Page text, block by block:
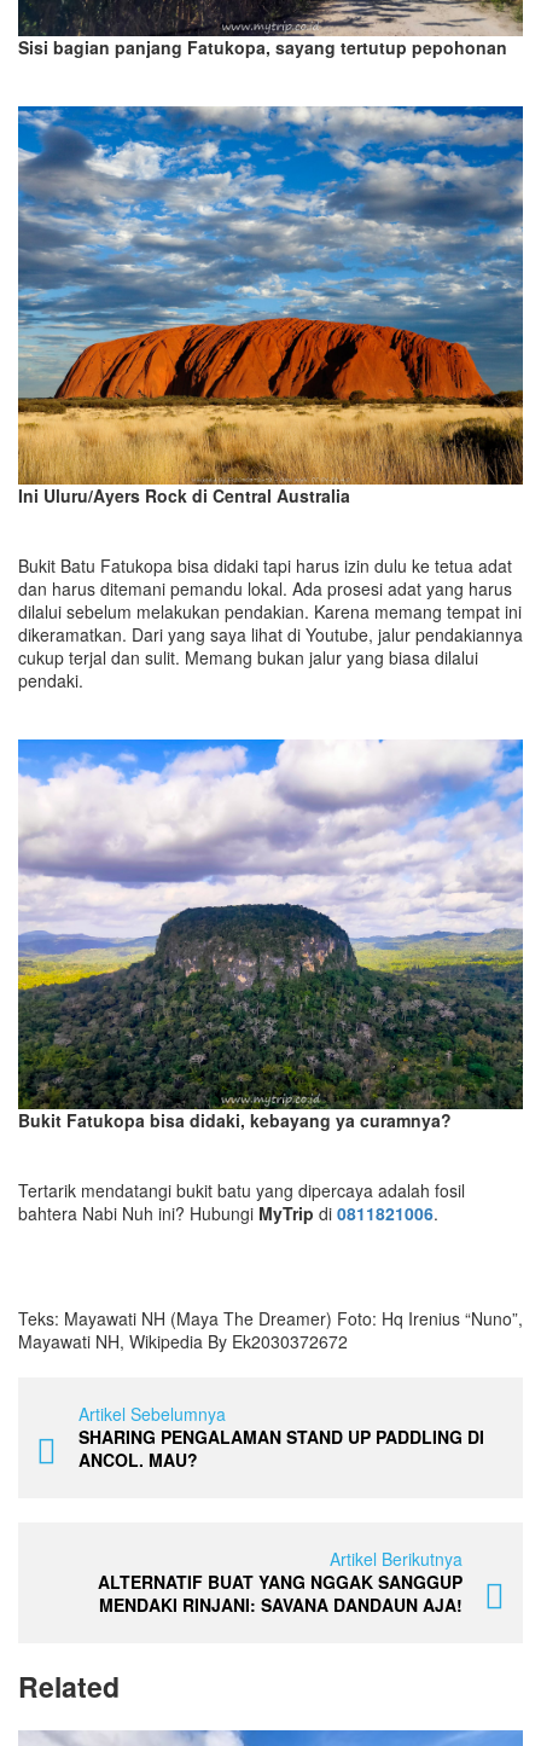
Sisi bagian panjang Fatukopa, sayang tertutup pepohonan
Ini Uluru/Ayers Rock di Central Australia
Bukit Batu Fatukopa bisa didaki tapi harus izin dulu ke tetua adat
dan harus ditemani pemandu lokal. Ada prosesi adat yang harus
dilalui sebelum melakukan pendakian. Karena memang tempat ini
dikeramatkan. Dari yang saya lihat di Youtube, jalur pendakiannya
cukup terjal dan sulit. Memang bukan jalur yang biasa dilalui
pendaki.
Bukit Fatukopa bisa didaki, kebayang ya curamnya?
Tertarik mendatangi bukit batu yang dipercaya adalah fosil
bahtera Nabi Nuh ini? Hubungi MyTrip di 0811821006.
Teks: Mayawati NH (Maya The Dreamer) Foto: Hq Irenius “Nuno”,
Mayawati NH, Wikipedia By Ek2030372672
Artikel Sebelumnya
SHARING PENGALAMAN STAND UP PADDLING DI
ANCOL. MAU?
Artikel Berikutnya
ALTERNATIF BUAT YANG NGGAK SANGGUP
MENDAKI RINJANI: SAVANA DANDAUN AJA!
Related